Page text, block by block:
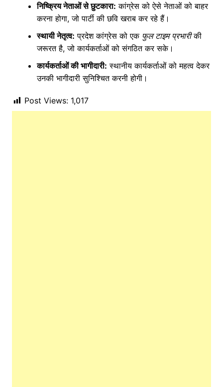
निष्क्रिय नेताओं से छुटकारा: कांग्रेस को ऐसे नेताओं को बाहर
करना होगा, जो पार्टी की छवि खराब कर रहे हैं।
स्थायी नेतृत्व: प्रदेश कांग्रेस को एक फुल टाइम प्रभारीकी
जरूरत है, जो कार्यकर्ताओं को संगठित कर सके।
कार्यकर्ताओं की भागीदारी: स्थानीय कार्यकर्ताओं को महत्व देकर
उनकी भागीदारी सुनिश्चित करनी होगी।
Post Views: 1,017